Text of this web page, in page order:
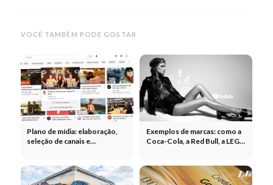
VOCÊ TAMBÉM PODE GOSTAR
Plano de mídia: elaboração,
seleção de canais e
Exemplos de marcas: como a
Coca-Cola, a Red Bull, a LEGO